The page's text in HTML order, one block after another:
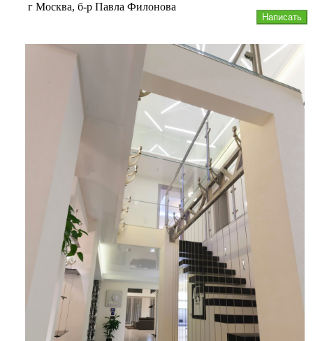
Написать
г Москва, б-р Павла Филонова